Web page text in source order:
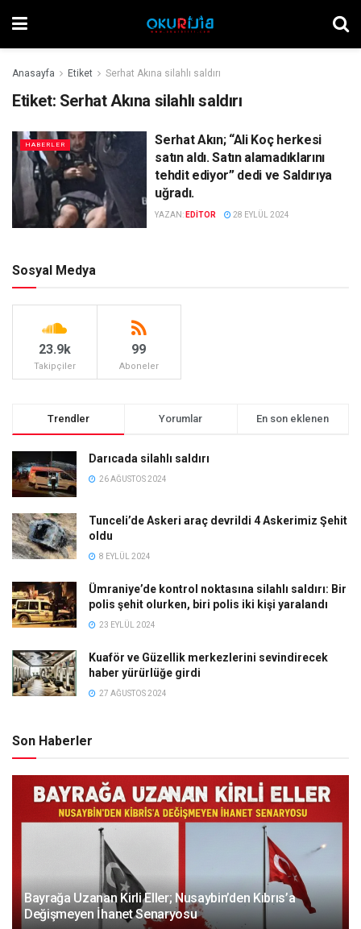
Anasayfa Etiket Serhat Akına silahlı saldırı
Etiket: Serhat Akına silahlı saldırı
HABERLER
Serhat Akın; “Ali Koç herkesi
satın aldı. Satın alamadıklarını
tehdit ediyor” dedi ve Saldırıya
uğradı.
YAZAN: EDITOR 28 EYLÜL 2024
Sosyal Medya
23.9k
Takipçiler
99
Aboneler
Trendler Yorumlar En son eklenen
Darıcada silahlı saldırı
26 AĞUSTOS 2024
Tunceli’de Askeri araç devrildi 4 Askerimiz Şehit
oldu
8 EYLÜL 2024
Ümraniye’de kontrol noktasına silahlı saldırı: Bir
polis şehit olurken, biri polis iki kişi yaralandı
23 EYLÜL 2024
Kuaför ve Güzellik merkezlerini sevindirecek
haber yürürlüğe girdi
27 AĞUSTOS 2024
Son Haberler
Bayrağa Uzanan Kirli Eller; Nusaybin’den Kıbrıs’a
Değişmeyen İhanet Senaryosu